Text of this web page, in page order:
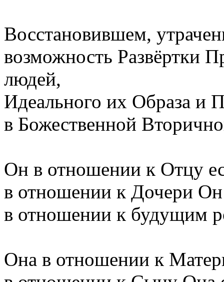
Восстановившем,
возможность Развёртки
людей,
Идеального их Образа и
в Божественной
Он в отношении к Отцу
в отношении к Дочери
в отношении к будущим
Она в отношении к